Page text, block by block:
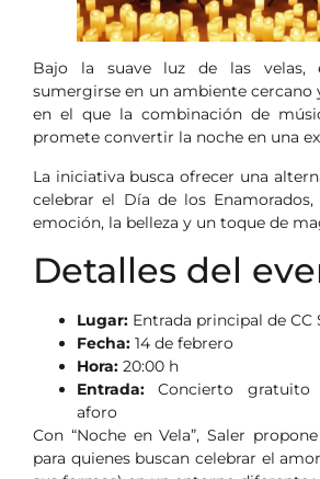
Bajo la suave luz de las velas,
sumergirse en un ambiente cercano
en el que la combinación de
promete convertir la noche en una
La iniciativa busca ofrecer una
celebrar el Día de los
emoción, la belleza y un toque de
Detalles del
Lugar: Entrada principal de CC
Fecha: 14 de febrero
Hora: 20:00 h
Entrada: Concierto gratuito
aforo
Con “Noche en Vela”, Saler
para quienes buscan celebrar el